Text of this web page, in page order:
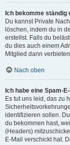
Ich bekomme
Du kannst Private
löschen, indem du in
erstellst. Falls du
du dies auch einem
Mitglied dann
Nach oben
Ich habe eine Spam-
Es tut uns leid, das zu
identifizieren sollen.
du bekommen hast,
(Headers)
E-Mail verschickt hat.